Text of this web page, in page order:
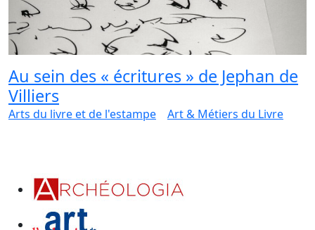
Au sein des « écritures » de Jephan de
Villiers
Arts du livre et de l'estampe Art & Métiers du Livre